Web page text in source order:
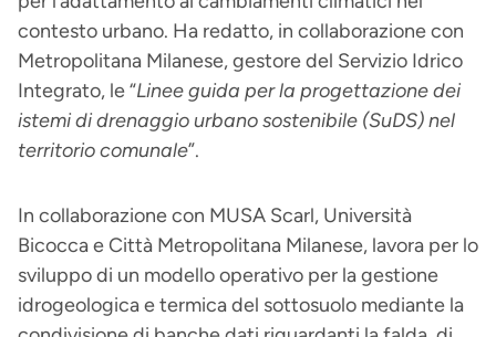
contesto urbano. Ha redatto, in collaborazione con
Metropolitana Milanese, gestore del Servizio Idrico
Integrato, le “Linee guida per la progettazione dei
istemi di drenaggio urbano sostenibile (SuDS) nel
territorio comunale”.
In collaborazione con MUSA Scarl, Università
Bicocca e Città Metropolitana Milanese, lavora per lo
sviluppo di un modello operativo per la gestione
idrogeologica e termica del sottosuolo mediante la